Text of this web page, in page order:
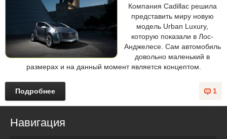
Компания Cadillac решила
представить миру новую
модель Urban Luxury,
которую показали в Лос-
Анджелесе. Сам автомобиль
довольно маленький в
размерах и на данный момент является концептом.
1
Подробнее
Навигация